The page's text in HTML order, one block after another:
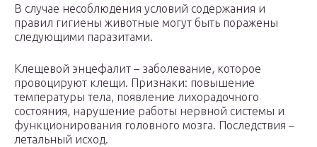
В случае несоблюдения условий содержания и
правил гигиены животные могут быть поражены
следующими паразитами.
Клещевой энцефалит – заболевание, которое
провоцируют клещи. Признаки: повышение
температуры тела, появление лихорадочного
состояния, нарушение работы нервной системы и
функционирования головного мозга. Последствия –
летальный исход.